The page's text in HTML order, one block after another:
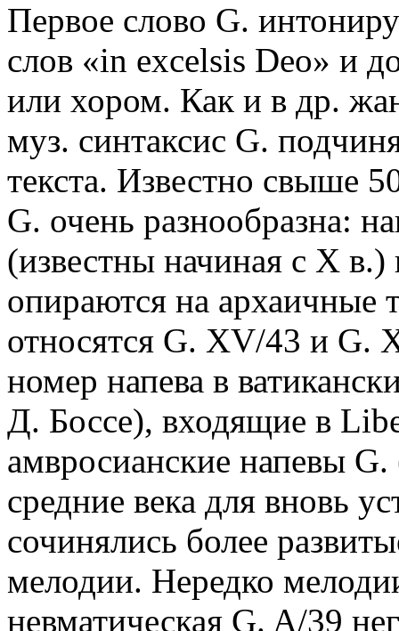
Первое слово G.
слов «in excelsis Deo» и
или хором. Как и в др.
муз. синтаксис G.
текста. Известно свыше
G. очень разнообразна:
(известны начиная с X
опираются на
относятся G. XV/43 и G.
номер напева в
Д. Боссе), входящие в
амвросианские напевы
средние века для вновь
сочинялись более
мелодии. Нередко
невматическая G. A/39